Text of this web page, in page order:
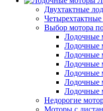
Двухтактные
Выбор мотора
Лодочные
Лодочные
Лодочные
Лодочные
Лодочные
Лодочные
Лодочные
Недорогие
Моторы с